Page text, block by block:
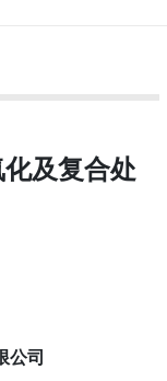
及复合处
公司